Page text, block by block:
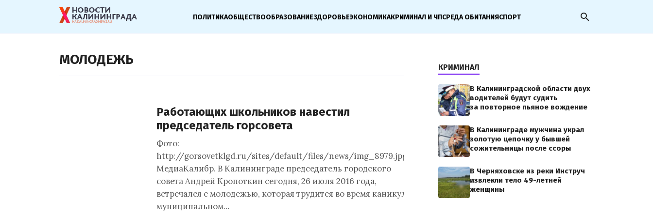
ПОЛИТИКАОБЩЕСТВООБРАЗОВАНИЕЗДОРОВЬЕЭКОНОМИКАКРИМИНАЛ И ЧПСРЕДА ОБИТАНИЯСПОРТ search
МОЛОДЕЖЬ
Работающих школьников навестил
председатель горсовета
Фото:
http://gorsovetklgd.ru/sites/default/files/news/img_8979.jpgИА
МедиаКалибр. В Калининграде председатель городского
совета Андрей Кропоткин сегодня, 26 июля 2016 года,
встречался с молодежью, которая трудится во время каникул. В
муниципальном…
КРИМИНАЛ
В Калининградской области двух
водителей будут судить
за повторное пьяное вождение
В Калининграде мужчина украл
золотую цепочку у бывшей
сожительницы после ссоры
В Черняховске из реки Инструч
извлекли тело 49-летней
женщины